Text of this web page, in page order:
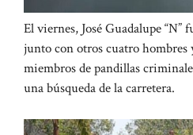
El viernes, José Guadalupe
junto con otros cuatro hombres
miembros de pandillas
una búsqueda de la carretera.